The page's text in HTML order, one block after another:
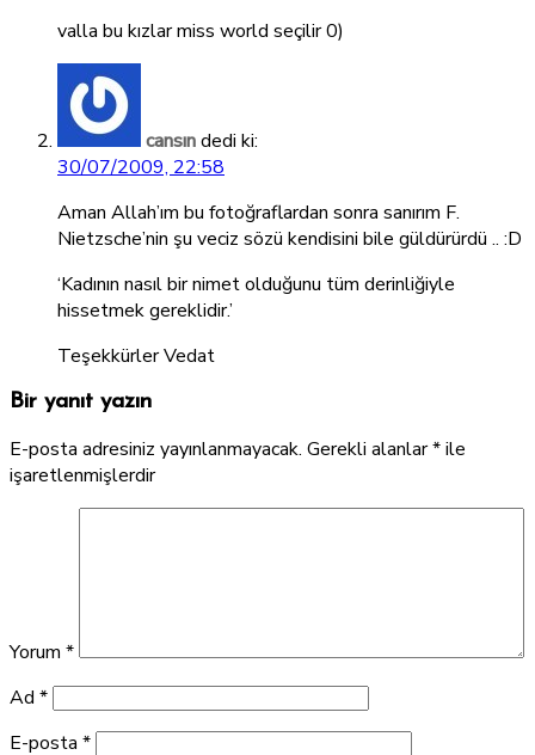
valla bu kızlar miss world seçilir 0)
cansındedi ki:
30/07/2009, 22:58
Aman Allah’ım bu fotoğraflardan sonra sanırım F.
Nietzsche’nin şu veciz sözü kendisini bile güldürürdü .. :D
‘Kadının nasıl bir nimet olduğunu tüm derinliğiyle
hissetmek gereklidir.’
Teşekkürler Vedat
Bir yanıt yazın
E-posta adresiniz yayınlanmayacak. Gerekli alanlar*ile
işaretlenmişlerdir
Yorum *
Ad *
E-posta *